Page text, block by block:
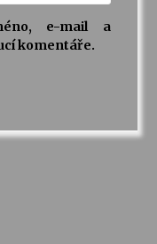
e-mail a
komentáře.